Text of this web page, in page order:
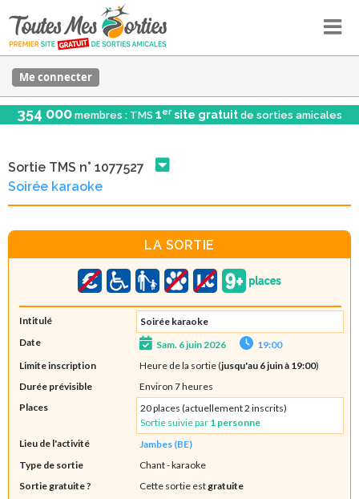
Me connecter
354 000 membres : TMS 1er site gratuit de sorties amicales
Sortie TMS n° 1077527
Soirée karaoke
LA SORTIE
Intitulé
Soirée karaoke
Date
Sam. 6 juin 2026
19:00
Limite inscription
Heure de la sortie (jusqu'au 6 juin à 19:00)
Durée prévisible
Environ 7 heures
Places
20 places (actuellement 2 inscrits)
Sortie suivie par 1 personne
Lieu de l'activité
Jambes (BE)
Type de sortie
Chant - karaoke
Sortie gratuite ?
Cette sortie est gratuite